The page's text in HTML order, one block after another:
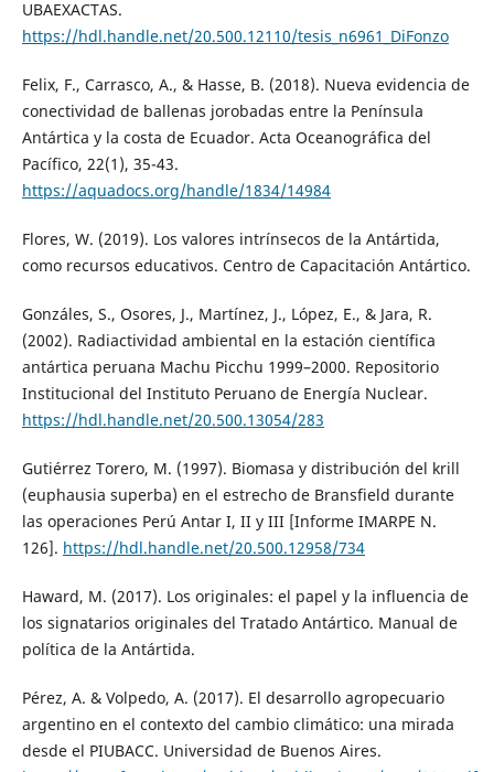
UBAEXACTAS.
https://hdl.handle.net/20.500.12110/tesis_n6961_DiFonzo
Felix, F., Carrasco, A., & Hasse, B. (2018). Nueva evidencia de
conectividad de ballenas jorobadas entre la Península
Antártica y la costa de Ecuador. Acta Oceanográfica del
Pacífico, 22(1), 35-43.
https://aquadocs.org/handle/1834/14984
Flores, W. (2019). Los valores intrínsecos de la Antártida,
como recursos educativos. Centro de Capacitación Antártico.
Gonzáles, S., Osores, J., Martínez, J., López, E., & Jara, R.
(2002). Radiactividad ambiental en la estación científica
antártica peruana Machu Picchu 1999–2000. Repositorio
Institucional del Instituto Peruano de Energía Nuclear.
https://hdl.handle.net/20.500.13054/283
Gutiérrez Torero, M. (1997). Biomasa y distribución del krill
(euphausia superba) en el estrecho de Bransfield durante
las operaciones Perú Antar I, II y III [Informe IMARPE N.
126]. https://hdl.handle.net/20.500.12958/734
Haward, M. (2017). Los originales: el papel y la influencia de
los signatarios originales del Tratado Antártico. Manual de
política de la Antártida.
Pérez, A. & Volpedo, A. (2017). El desarrollo agropecuario
argentino en el contexto del cambio climático: una mirada
desde el PIUBACC. Universidad de Buenos Aires.